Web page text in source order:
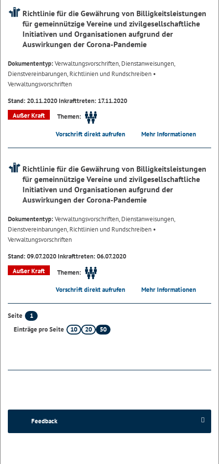
Richtlinie für die Gewährung von Billigkeitsleistungen
für gemeinnützige Vereine und zivilgesellschaftliche
Initiativen und Organisationen aufgrund der
Auswirkungen der Corona-Pandemie
Dokumententyp:Verwaltungsvorschriften, Dienstanweisungen,
Dienstvereinbarungen, Richtlinien und Rundschreiben •
Verwaltungsvorschriften
Stand: 20.11.2020 Inkrafttreten: 17.11.2020
Außer Kraft
Themen:
Vorschrift direkt aufrufen Mehr Informationen
Richtlinie für die Gewährung von Billigkeitsleistungen
für gemeinnützige Vereine und zivilgesellschaftliche
Initiativen und Organisationen aufgrund der
Auswirkungen der Corona-Pandemie
Dokumententyp:Verwaltungsvorschriften, Dienstanweisungen,
Dienstvereinbarungen, Richtlinien und Rundschreiben •
Verwaltungsvorschriften
Stand: 09.07.2020 Inkrafttreten: 06.07.2020
Außer Kraft
Themen:
Vorschrift direkt aufrufen Mehr Informationen
Seite
1
Einträge pro Seite
10 20 50
Feedback